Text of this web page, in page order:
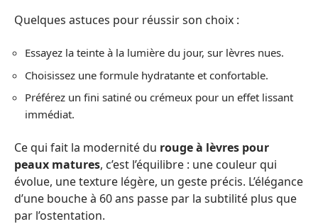
Quelques astuces pour réussir son choix :
Essayez la teinte à la lumière du jour, sur lèvres nues.
Choisissez une formule hydratante et confortable.
Préférez un fini satiné ou crémeux pour un effet lissant
immédiat.
Ce qui fait la modernité du rouge à lèvres pour
peaux matures, c’est l’équilibre : une couleur qui
évolue, une texture légère, un geste précis. L’élégance
d’une bouche à 60 ans passe par la subtilité plus que
par l’ostentation.